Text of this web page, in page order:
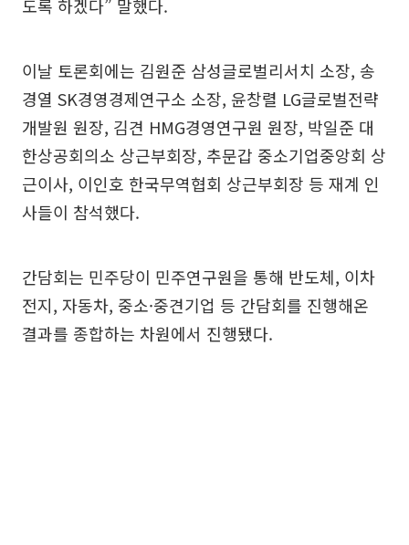
도록 하겠다” 말했다.
이날 토론회에는 김원준 삼성글로벌리서치 소장, 송
경열 SK경영경제연구소 소장, 윤창렬 LG글로벌전략
개발원 원장, 김견 HMG경영연구원 원장, 박일준 대
한상공회의소 상근부회장, 추문갑 중소기업중앙회 상
근이사, 이인호 한국무역협회 상근부회장 등 재계 인
사들이 참석했다.
간담회는 민주당이 민주연구원을 통해 반도체, 이차
전지, 자동차, 중소·중견기업 등 간담회를 진행해온
결과를 종합하는 차원에서 진행됐다.